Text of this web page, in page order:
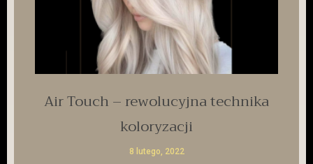
Air Touch – rewolucyjna technika
koloryzacji
8 lutego, 2022